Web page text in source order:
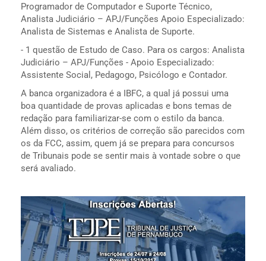
Programador de Computador e Suporte Técnico,
Analista Judiciário – APJ/Funções Apoio Especializado:
Analista de Sistemas e Analista de Suporte.
- 1 questão de Estudo de Caso. Para os cargos: Analista
Judiciário – APJ/Funções - Apoio Especializado:
Assistente Social, Pedagogo, Psicólogo e Contador.
A banca organizadora é a IBFC, a qual já possui uma
boa quantidade de provas aplicadas e bons temas de
redação para familiarizar-se com o estilo da banca.
Além disso, os critérios de correção são parecidos com
os da FCC, assim, quem já se prepara para concursos
de Tribunais pode se sentir mais à vontade sobre o que
será avaliado.